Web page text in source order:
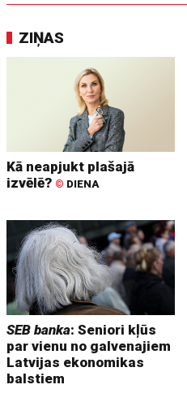
ZIŅAS
Kā neapjukt plašajā
izvēlē? © DIENA
SEB banka: Seniori kļūs
par vienu no galvenajiem
Latvijas ekonomikas
balstiem